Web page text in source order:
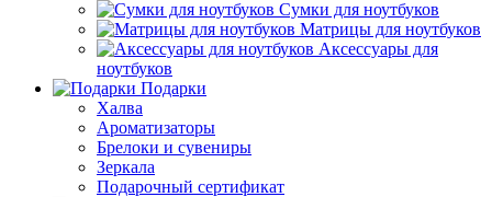
Сумки для ноутбуков
Матрицы для ноутбуков
Аксессуары для
ноутбуков
Подарки
Халва
Ароматизаторы
Брелоки и сувениры
Зеркала
Подарочный сертификат